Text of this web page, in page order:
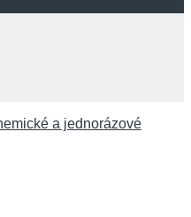
a jednorázové